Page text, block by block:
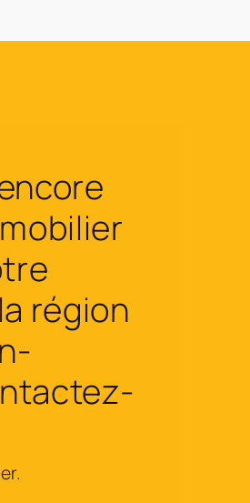
région